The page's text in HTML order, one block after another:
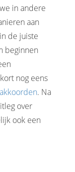
in andere
aan
de juiste
beginnen
nog eens
akkoorden. Na
over
ook een